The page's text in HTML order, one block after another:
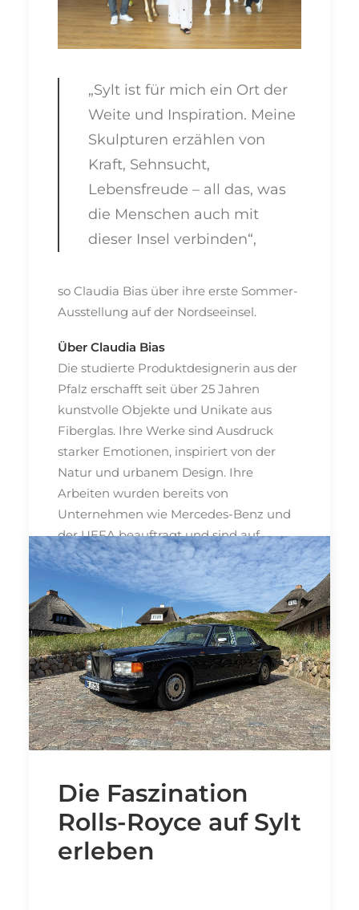
„Sylt ist für mich ein Ort der
Weite und Inspiration. Meine
Skulpturen erzählen von
Kraft, Sehnsucht,
Lebensfreude – all das, was
die Menschen auch mit
dieser Insel verbinden“,
so Claudia Bias über ihre erste Sommer-
Ausstellung auf der Nordseeinsel.
Über Claudia Bias
Die studierte Produktdesignerin aus der
Pfalz erschafft seit über 25 Jahren
kunstvolle Objekte und Unikate aus
Fiberglas. Ihre Werke sind Ausdruck
starker Emotionen, inspiriert von der
Natur und urbanem Design. Ihre
Arbeiten wurden bereits von
Unternehmen wie Mercedes-Benz und
der UEFA beauftragt und sind auf
internationalen Plattformen vertreten.
Foto im Store: SYLT life | Text: neoïst
by Michael Hoppe
Die Faszination
Rolls-Royce auf Sylt
erleben